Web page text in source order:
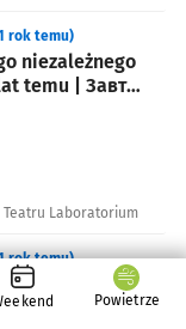
niezależnego
temu | Завтра
rok temu)
Laboratorium
–
Wrocławia
rok temu)
- wroclaw.pl
Powietrze